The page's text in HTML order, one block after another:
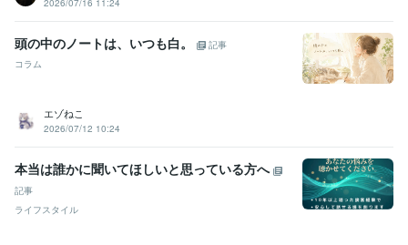
2026/07/16 11:24
頭の中のノートは、いつも白。
記事
コラム
エゾねこ
2026/07/12 10:24
本当は誰かに聞いてほしいと思っている方へ
記事
ライフスタイル